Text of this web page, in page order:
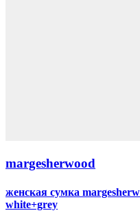
margesherwood
женская сумка
white+grey